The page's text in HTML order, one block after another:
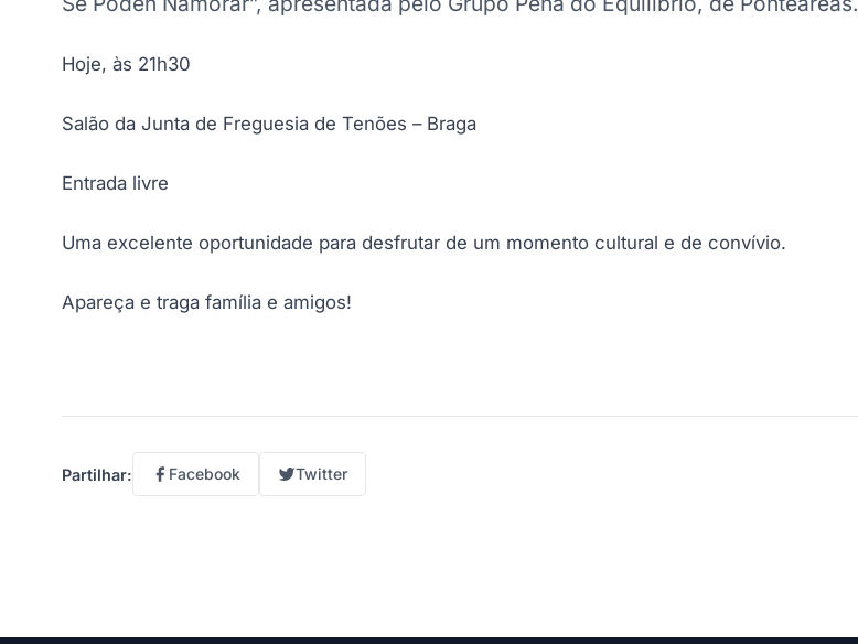
Hoje, às 21h30
Salão da Junta de Freguesia de Tenões – Braga
Entrada livre
Uma excelente oportunidade para desfrutar de um momento cultural e de convívio.
Apareça e traga família e amigos!
Partilhar: Facebook Twitter